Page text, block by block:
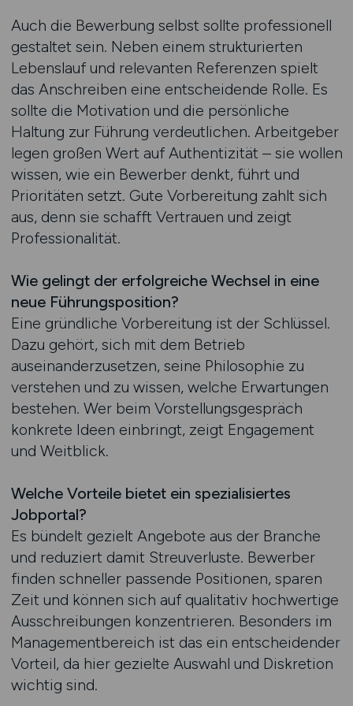
Auch die Bewerbung selbst sollte professionell
gestaltet sein. Neben einem strukturierten
Lebenslauf und relevanten Referenzen spielt
das Anschreiben eine entscheidende Rolle. Es
sollte die Motivation und die persönliche
Haltung zur Führung verdeutlichen. Arbeitgeber
legen großen Wert auf Authentizität – sie wollen
wissen, wie ein Bewerber denkt, führt und
Prioritäten setzt. Gute Vorbereitung zahlt sich
aus, denn sie schafft Vertrauen und zeigt
Professionalität.
Wie gelingt der erfolgreiche Wechsel in eine
neue Führungsposition?
Eine gründliche Vorbereitung ist der Schlüssel.
Dazu gehört, sich mit dem Betrieb
auseinanderzusetzen, seine Philosophie zu
verstehen und zu wissen, welche Erwartungen
bestehen. Wer beim Vorstellungsgespräch
konkrete Ideen einbringt, zeigt Engagement
und Weitblick.
Welche Vorteile bietet ein spezialisiertes
Jobportal?
Es bündelt gezielt Angebote aus der Branche
und reduziert damit Streuverluste. Bewerber
finden schneller passende Positionen, sparen
Zeit und können sich auf qualitativ hochwertige
Ausschreibungen konzentrieren. Besonders im
Managementbereich ist das ein entscheidender
Vorteil, da hier gezielte Auswahl und Diskretion
wichtig sind.